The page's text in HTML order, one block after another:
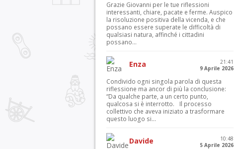
Grazie Giovanni per le tue riflessioni
interessanti, chiare, pacate e ferme. Auspico
la risoluzione positiva della vicenda, e che
possano essere superate le difficoltà di
qualsiasi natura, affinché i cittadini
possano...
Enza
21:41
9 Aprile 2026
Condivido ogni singola parola di questa
riflessione ma ancor di più la conclusione:
“Da qualche parte, a un certo punto,
qualcosa si è interrotto. Il processo
collettivo che aveva iniziato a trasformare
questo luogo si...
Davide
10:48
5 Aprile 2026